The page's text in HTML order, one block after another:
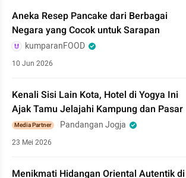
Aneka Resep Pancake dari Berbagai
Negara yang Cocok untuk Sarapan
kumparanFOOD
10 Jun 2026
Kenali Sisi Lain Kota, Hotel di Yogya Ini
Ajak Tamu Jelajahi Kampung dan Pasar
Media Partner Pandangan Jogja
23 Mei 2026
Menikmati Hidangan Oriental Autentik di